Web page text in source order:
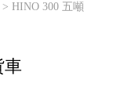
HINO 300 五噸
車